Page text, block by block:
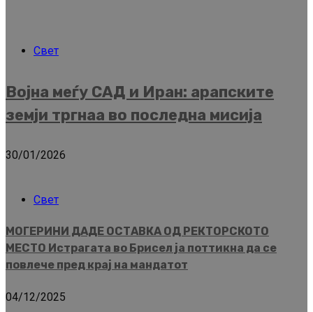
Свет
Војна меѓу САД и Иран: арапските
земји тргнаа во последна мисија
30/01/2026
Свет
МОГЕРИНИ ДАДЕ ОСТАВКА ОД РЕКТОРСКОТО
МЕСТО Истрагата во Брисел ја поттикна да се
повлече пред крај на мандатот
04/12/2025